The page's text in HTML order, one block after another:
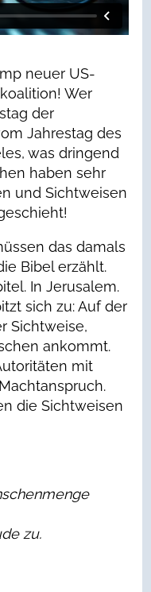
neuer US-
Wer
der
Jahrestag des
was dringend
haben sehr
und Sichtweisen
das damals
Bibel erzählt.
In Jerusalem.
sich zu: Auf der
Sichtweise,
ankommt.
mit
die Sichtweisen
zu.